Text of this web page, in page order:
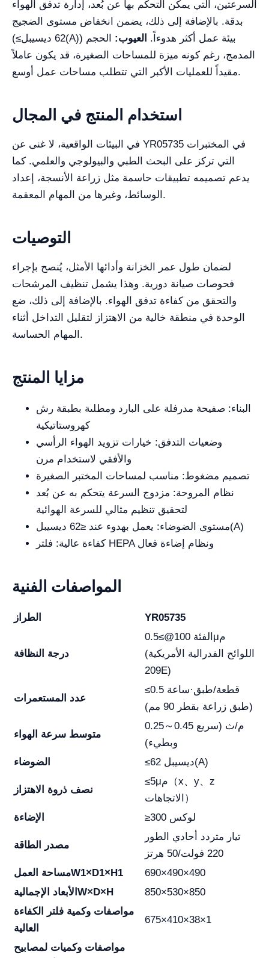
السرعتين، التي يمكن التحكم بها عن بُعد، إدارة تدفق الهواء
بدقة. بالإضافة إلى ذلك، يضمن انخفاض مستوى الضجيج
(≤62 ديسيبل(A)) بيئة عمل أكثر هدوءاً. العيوب: الحجم
المدمج، رغم كونه ميزة للمساحات الصغيرة، قد يكون عاملاً
مقيداً للعمليات الأكبر التي تتطلب مساحات عمل أوسع.
استخدام المنتج في المجال
في البيئات الواقعية، لا غنى عن YR05735 في المختبرات
التي تركز على البحث الطبي والبيولوجي والعلمي. كما
يدعم تصميمه تطبيقات حاسمة مثل زراعة الأنسجة، إعداد
الوسائط، وغيرها من المهام المعقمة.
التوصيات
لضمان طول عمر الخزانة وأدائها الأمثل، يُنصح بإجراء
فحوصات صيانة دورية. وهذا يشمل تنظيف المرشحات
والتحقق من كفاءة تدفق الهواء. بالإضافة إلى ذلك، ضع
الوحدة في منطقة خالية من الاهتزاز لتقليل التداخل أثناء
المهام الحساسة.
مزايا المنتج
البناء: صفيحة مدرفلة على البارد ومطلىة بطبقة رش
كهروستاتيكية
وضعيات التدفق: خيارات تزويد الهواء الرأسي
والأفقي لاستخدام مرن
تصميم مضغوط: مناسب لمساحات المختبر الصغيرة
نظام المروحة: مزدوج السرعة يتحكم به عن بُعد
لتحقيق تنظيم مثالي للسرعة الهوائية
مستوى الضوضاء: يعمل بهدوء عند ≤62 ديسيبل(A)
كفاءة عالية: فلتر HEPA ونظام إضاءة فعال
المواصفات الفنية
الطراز YR05735
درجة النظافة
الفئة 100@≥0.5μم
(اللوائح الفدرالية الأمريكية
209E)
عدد المستعمرات
≤0.5 قطعة/طبق·ساعة
(طبق زراعة بقطر 90 مم)
متوسط سرعة الهواء
0.25～0.45 م/ث (سريع
وبطيء)
الضوضاء
≤62 ديسيبل(A)
نصف ذروة الاهتزاز
≤5μم（x、y、z
الاتجاهات）
الإضاءة
≥300 لوكس
مصدر الطاقة
تيار متردد أحادي الطور
220 فولت/50 هرتز
مساحة العملW1×D1×H1
690×490×490
الأبعاد الإجمالية W×D×H
850×530×850
مواصفات وكمية فلتر الكفاءة
العالية
675×410×38×1
مواصفات وكميات لمصابيح